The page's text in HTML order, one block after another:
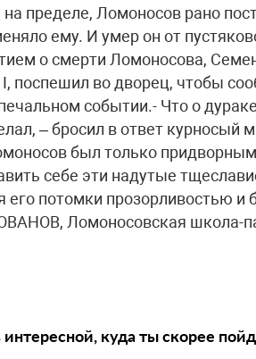
пределе, Ломоносов рано
ему. И умер он от
о смерти Ломоносова,
поспешил во дворец, чтобы
событии.- Что о
– бросил в ответ курносый
был только
себе эти надутые
его потомки прозорливостью и
Ломоносовская школа-
интересной, куда ты скорее